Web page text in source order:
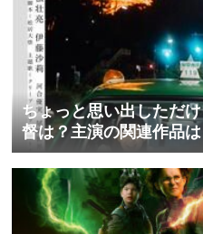
ちょっと思い出しただ
督は？主演の関連作品